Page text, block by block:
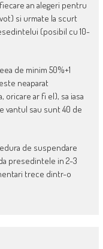
an alegeri pentru
si urmate la scurt
(posibil cu 10-
de minim 50%+1
neaparat
ar fi el), sa iasa
vantul sau sunt 40 de
de suspendare
presedintele in 2-3
trece dintr-o